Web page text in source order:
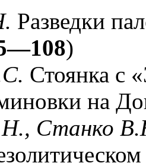
Разведки
)
Стоянка с
на
Станко